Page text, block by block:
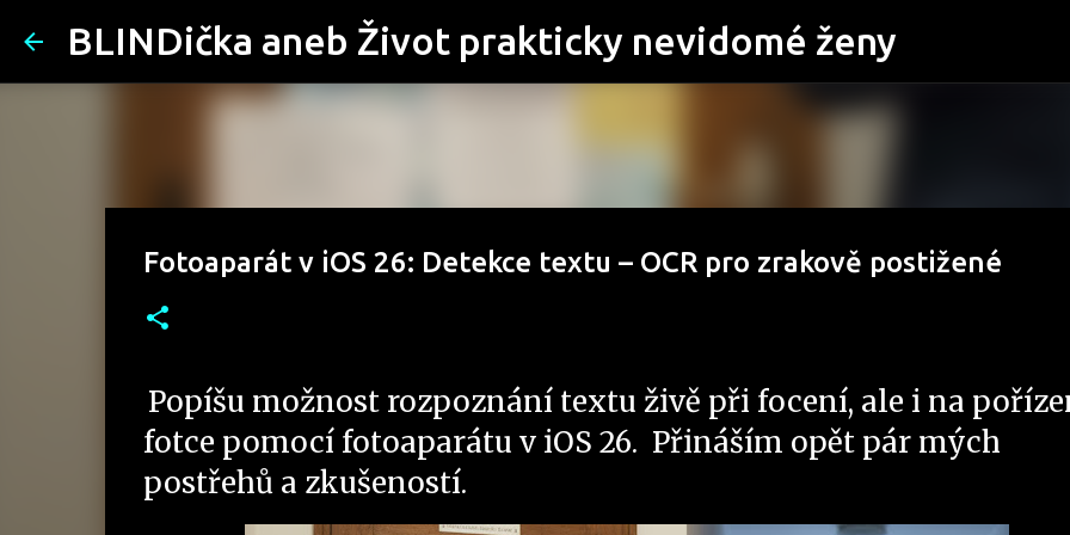
Přeskočit na hlavní obsah
BLINDička aneb Život prakticky nevidomé ženy
Fotoaparát v iOS 26: Detekce textu – OCR pro zrakově postižené
Popíšu možnost rozpoznání textu živě při focení, ale i na
fotce pomocí fotoaparátu v iOS 26. Přináším opět pár mých
postřehů a zkušeností.